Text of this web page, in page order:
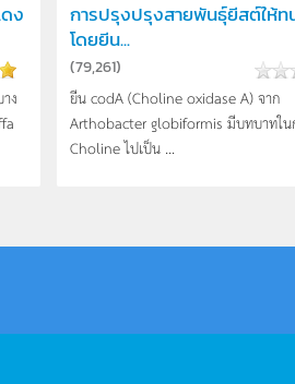
ง
ง
การปรุงปรุงสายพันธุ์ยีสต์ให้ท
โดยยีน...
(79,261)
ยีน codA (Choline oxidase A) จาก
Arthobacter globiformis มีบทบาทใน
Choline ไปเป็น ...